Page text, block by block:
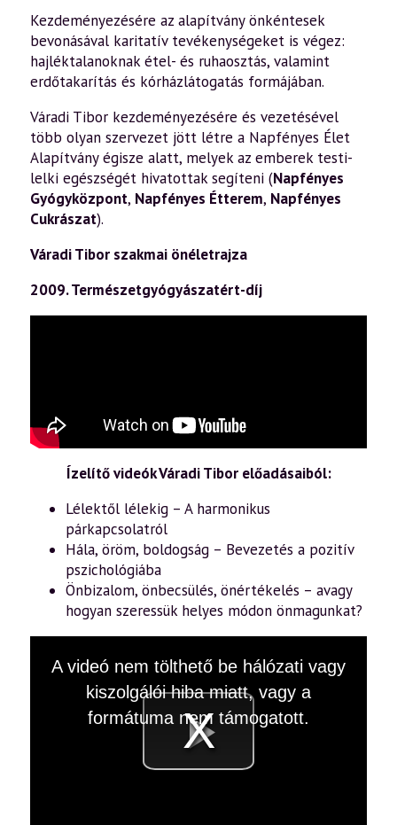
Kezdeményezésére az alapítvány önkéntesek
bevonásával karitatív tevékenységeket is végez:
hajléktalanoknak étel- és ruhaosztás, valamint
erdőtakarítás és kórházlátogatás formájában.
Váradi Tibor kezdeményezésére és vezetésével
több olyan szervezet jött létre a Napfényes Élet
Alapítvány égisze alatt, melyek az emberek testi-
lelki egészségét hivatottak segíteni (Napfényes
Gyógyközpont, Napfényes Étterem, Napfényes
Cukrászat).
Váradi Tibor szakmai önéletrajza
2009. Természetgyógyászatért-díj
Ízelítő videók Váradi Tibor előadásaiból:
Lélektől lélekig – A harmonikus
párkapcsolatról
Hála, öröm, boldogság – Bevezetés a pozitív
pszichológiába
Önbizalom, önbecsülés, önértékelés – avagy
hogyan szeressük helyes módon önmagunkat?
Videó
A videó nem tölthető be hálózati vagy
kiszolgálói hiba miatt, vagy a
formátuma nem támogatott.